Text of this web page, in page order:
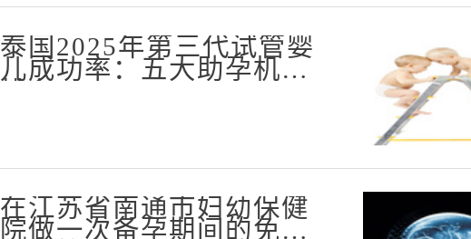
泰国2025年第三代试管婴
儿成功率：五大助孕机构
在江苏省南通市妇幼保健
院做一次备孕期间的免疫